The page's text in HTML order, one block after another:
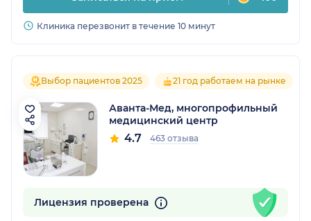
Клиника перезвонит в течение 10 минут
Выбор пациентов 2025 21 год работаем на рынке
Аванта-Мед, многопрофильный
медицинский центр
4.7 463 отзыва
Лицензия проверена